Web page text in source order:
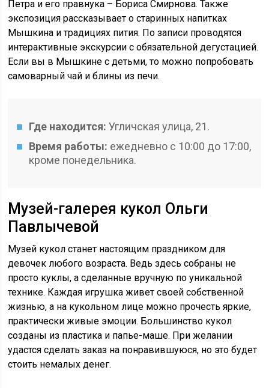
Петра и его правнука – Бориса Смирнова. Также
экспозиция рассказывает о старинных напитках
Мышкина и традициях пития. По записи проводятся
интерактивные экскурсии с обязательной дегустацией.
Если вы в Мышкине с детьми, то можно попробовать
самоварный чай и блины из печи.
Где находится: Угличская улица, 21.
Время работы: ежедневно с 10:00 до 17:00,
кроме понедельника.
Музей-галерея кукол Ольги
Павлычевой
Музей кукол станет настоящим праздником для
девочек любого возраста. Ведь здесь собраны не
просто куклы, а сделанные вручную по уникальной
технике. Каждая игрушка живет своей собственной
жизнью, а на кукольном лице можно прочесть яркие,
практически живые эмоции. Большинство кукол
созданы из пластика и папье-маше. При желании
удастся сделать заказ на понравившуюся, но это будет
стоить немалых денег.